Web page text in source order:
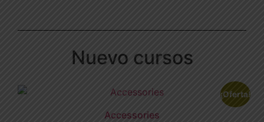
Nuevo cursos
¡Oferta!
Accessories